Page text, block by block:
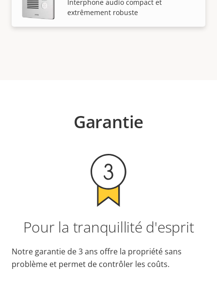
Interphone audio compact et
extrêmement robuste
Garantie
Pour la tranquillité d'esprit
Notre garantie de 3 ans offre la propriété sans
problème et permet de contrôler les coûts.